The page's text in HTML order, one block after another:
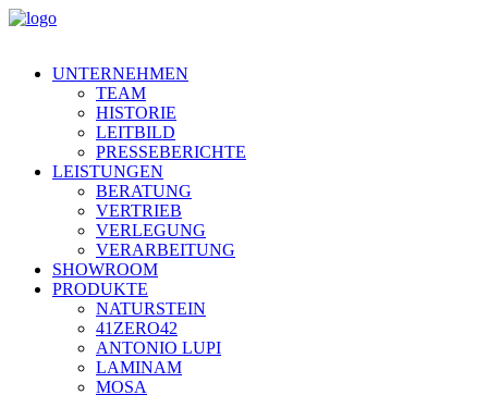
UNTERNEHMEN
TEAM
HISTORIE
LEITBILD
PRESSEBERICHTE
LEISTUNGEN
BERATUNG
VERTRIEB
VERLEGUNG
VERARBEITUNG
SHOWROOM
PRODUKTE
NATURSTEIN
41ZERO42
ANTONIO LUPI
LAMINAM
MOSA